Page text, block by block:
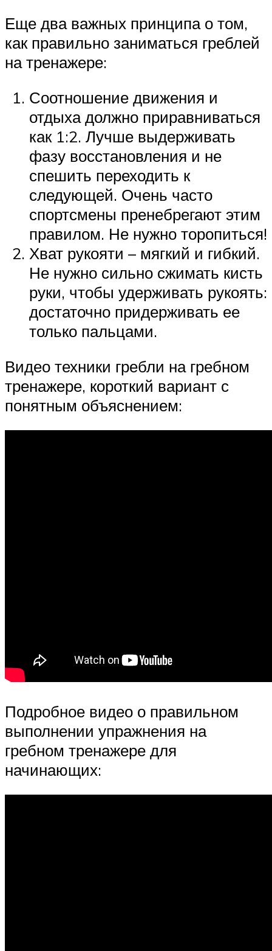
Еще два важных принципа о том,
как правильно заниматься греблей
на тренажере:
Соотношение движения и
отдыха должно приравниваться
как 1:2. Лучше выдерживать
фазу восстановления и не
спешить переходить к
следующей. Очень часто
спортсмены пренебрегают этим
правилом. Не нужно торопиться!
Хват рукояти – мягкий и гибкий.
Не нужно сильно сжимать кисть
руки, чтобы удерживать рукоять:
достаточно придерживать ее
только пальцами.
Видео техники гребли на гребном
тренажере, короткий вариант с
понятным объяснением:
Подробное видео о правильном
выполнении упражнения на
гребном тренажере для
начинающих: